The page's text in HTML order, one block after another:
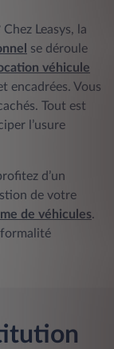
Leasys, la
se déroule
véhicule
encadrées. Vous
Tout est
l’usure
d’un
de votre
de véhicules.
formalité